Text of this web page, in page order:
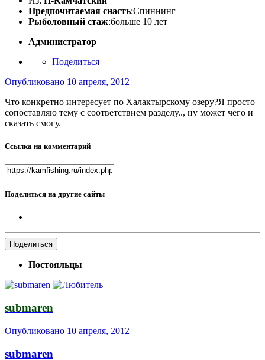
Предпочитаемая снасть:Спиннинг
Рыболовный стаж:больше 10 лет
Администратор
Поделиться
Опубликовано 10 апреля, 2012
Что конкретно интересует по Халактырскому озеру?Я просто
сопоставляю тему с соответствием разделу.., ну может чего и
сказать смогу.
Ссылка на комментарий
Поделиться на другие сайты
Поделиться
Постояльцы
submaren
Опубликовано 10 апреля, 2012
submaren